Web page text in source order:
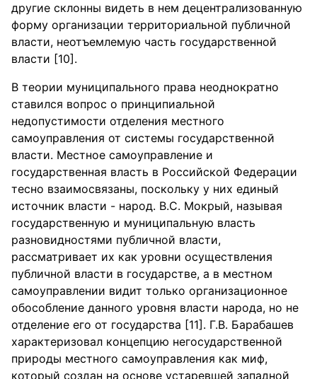
другие склонны видеть в нем децентрализованную
форму организации территориальной публичной
власти, неотъемлемую часть государственной
власти [10].
В теории муниципального права неоднократно
ставился вопрос о принципиальной
недопустимости отделения местного
самоуправления от системы государственной
власти. Местное самоуправление и
государственная власть в Российской Федерации
тесно взаимосвязаны, поскольку у них единый
источник власти - народ. В.С. Мокрый, называя
государственную и муниципальную власть
разновидностями публичной власти,
рассматривает их как уровни осуществления
публичной власти в государстве, а в местном
самоуправлении видит только организационное
обособление данного уровня власти народа, но не
отделение его от государства [11]. Г.В. Барабашев
характеризовал концепцию негосударственной
природы местного самоуправления как миф,
который создан на основе устаревшей западной